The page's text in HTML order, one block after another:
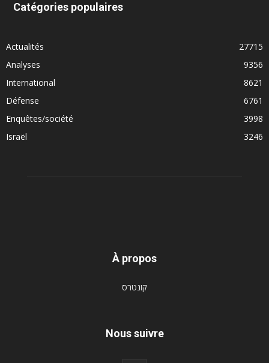
Catégories populaires
Actualités
27715
Analyses
9356
International
8621
Défense
6761
Enquêtes/société
3998
Israël
3246
À propos
קונטרס
Nous suivre